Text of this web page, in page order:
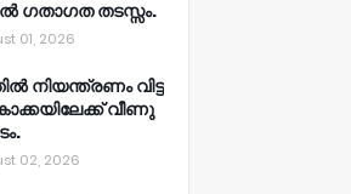
ഗതാഗത തടസ്സം.
01, 2026
നിയന്ത്രണം വിട്ട
വീണു
02, 2026